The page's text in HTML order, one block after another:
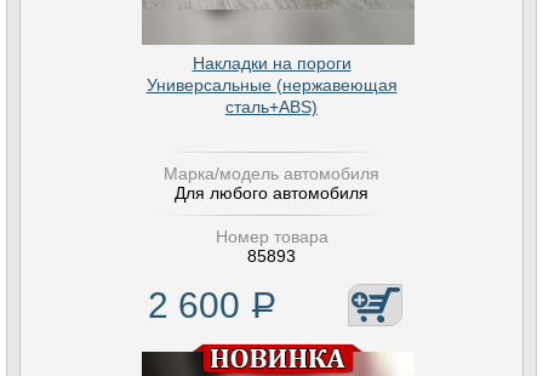
Накладки на пороги
Универсальные (нержавеющая
сталь+ABS)
Марка/модель автомобиля
Для любого автомобиля
Номер товара
85893
2 600 Р